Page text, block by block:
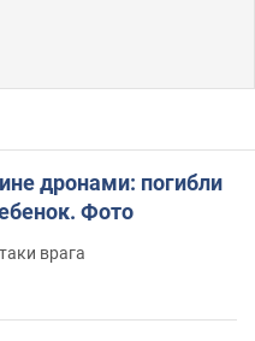
дронами: погибли
Фото
врага